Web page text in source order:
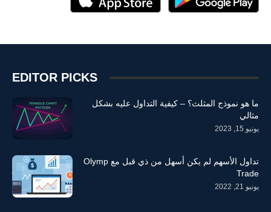
EDITOR PICKS
ما هو نموذج المثلث؟ – كيفية التداول عليه بشكل
مثالي
يونيو 15, 2023
تداول الأسهم لم يكن أسهل من ذي قبل مع Olymp
Trade
يونيو 21, 2022